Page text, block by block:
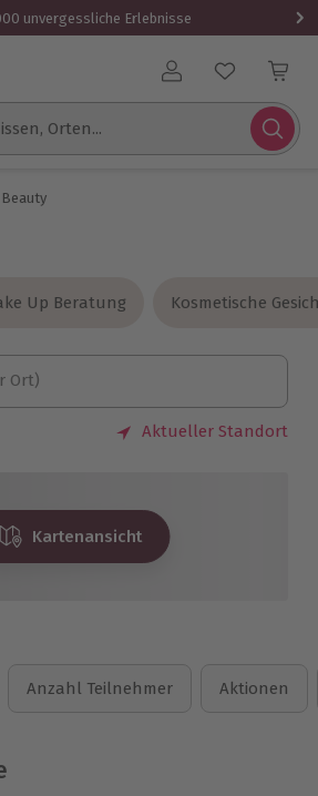
unvergessliche Erlebnisse
Benutzerkonto
Orten...
Beauty
Up Beratung
Up Beratung Kosmetische
Kosmetische
Ort)
Aktueller Standort
Kartenansicht
Anzahl Teilnehmer Aktionen